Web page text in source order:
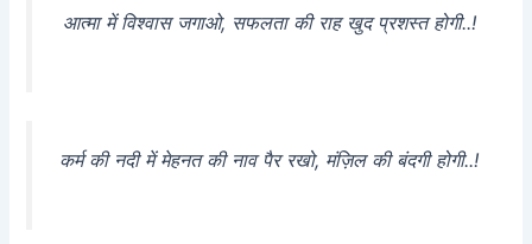
आत्मा में विश्वास जगाओ, सफलता की राह खुद प्रशस्त होगी..!
कर्म की नदी में मेहनत की नाव पैर रखो, मंज़िल की बंदगी होगी..!